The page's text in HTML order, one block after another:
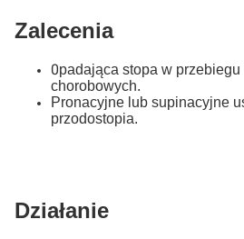
Zalecenia
0padająca stopa w
chorobowych.
Pronacyjne lub supinacyjne
przodostopia.
Działanie